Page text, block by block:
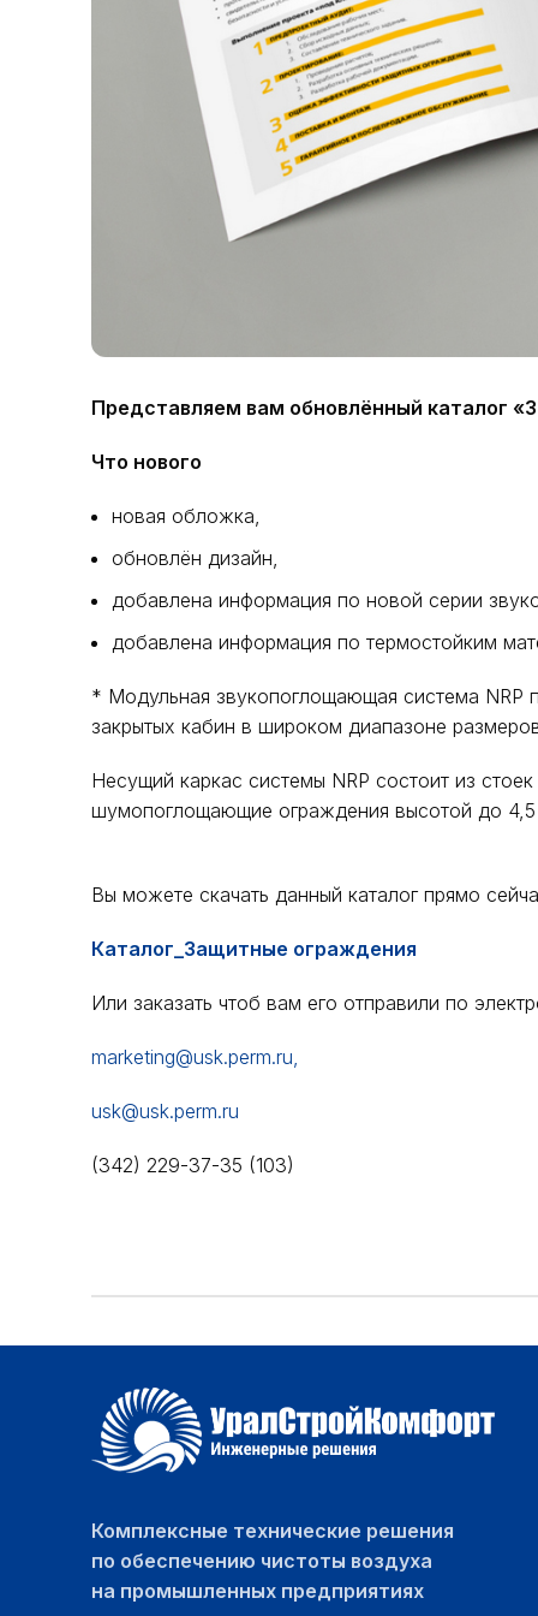
Представляем вам обновлённый каталог
Что нового
новая обложка,
обновлён дизайн,
добавлена информация по новой серии
добавлена информация по термостойким
* Модульная звукопоглощающая система NRP
закрытых кабин в широком диапазоне
Несущий каркас системы NRP состоит из
шумопоглощающие ограждения высотой до
Вы можете скачать данный каталог прямо
Каталог_Защитные ограждения
Или заказать чтоб вам его отправили по
marketing@usk.perm.ru,
usk@usk.perm.ru
(342) 229-37-35 (103)
Комплексные технические решения
по обеспечению чистоты воздуха
на промышленных предприятиях